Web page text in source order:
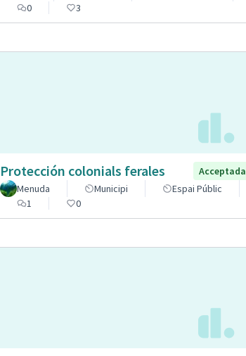
0
3
Protección colonials ferales
Acceptada
Menuda
Municipi
Espai Públic
1
0